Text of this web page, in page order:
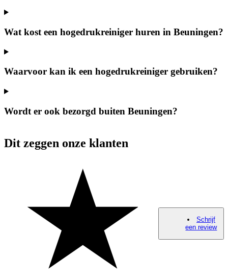
Wat kost een hogedrukreiniger huren in Beuningen?
Waarvoor kan ik een hogedrukreiniger gebruiken?
Wordt er ook bezorgd buiten Beuningen?
Dit zeggen onze klanten
Schrijf
een review